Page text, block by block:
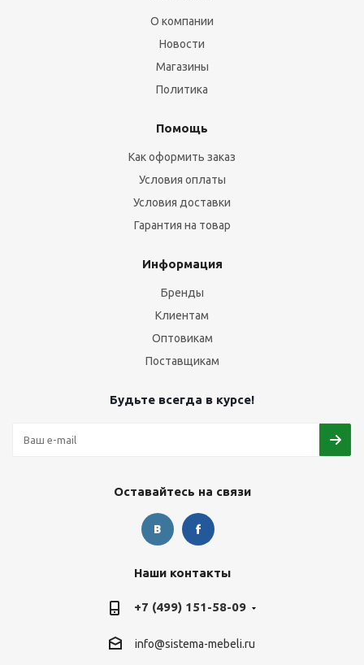
О компании
Новости
Магазины
Политика
Помощь
Как оформить заказ
Условия оплаты
Условия доставки
Гарантия на товар
Информация
Бренды
Клиентам
Оптовикам
Поставщикам
Будьте всегда в курсе!
Оставайтесь на связи
Наши контакты
+7 (499) 151-58-09
info@sistema-mebeli.ru